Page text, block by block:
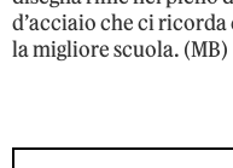
d’acciaio che ci ricorda
la migliore scuola. (MB)